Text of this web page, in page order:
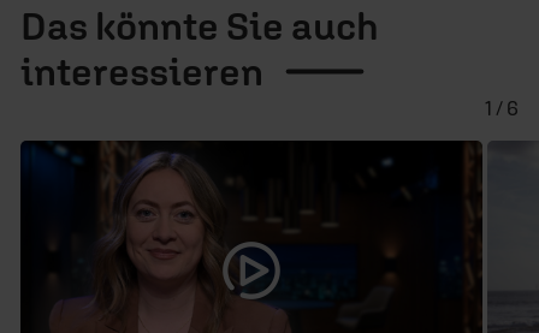
Das könnte Sie auch
interessieren
1 / 6